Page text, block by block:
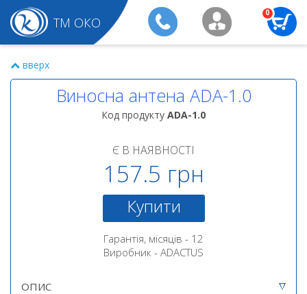
ТМ ОКО
0
вверх
Виносна антена ADA-1.0
Код продукту ADA-1.0
Є В НАЯВНОСТІ
157.5 грн
Купити
Гарантія, місяців - 12
Виробник - ADACTUS
ОПИС